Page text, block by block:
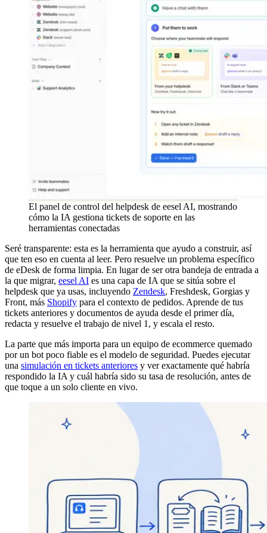
El panel de control del helpdesk de eesel AI, mostrando
cómo la IA gestiona tickets de soporte en las
herramientas conectadas
Seré transparente: esta es la herramienta que ayudo a construir, así
que ten eso en cuenta al leer. Pero resuelve un problema específico
de eDesk de forma limpia. En lugar de ser otra bandeja de entrada a
la que migrar, eesel AI es una capa de IA que se sitúa sobre el
helpdesk que ya usas, incluyendo Zendesk, Freshdesk, Gorgias y
Front, más Shopify para el contexto de pedidos. Aprende de tus
tickets anteriores y documentos de ayuda desde el primer día,
redacta y resuelve el trabajo de nivel 1, y escala el resto.
La parte que más importa para un equipo de ecommerce quemado
por un bot poco fiable es el modelo de seguridad. Puedes ejecutar
una simulación en tickets anteriores y ver exactamente qué habría
respondido la IA y cuál habría sido su tasa de resolución, antes de
que toque a un solo cliente en vivo.